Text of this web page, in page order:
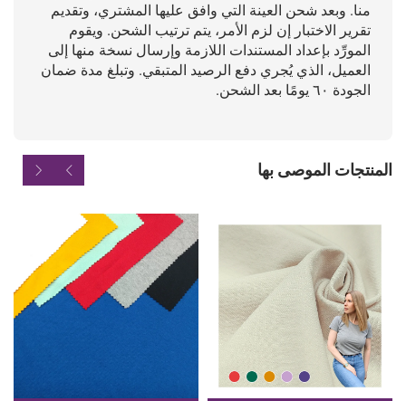
منا. وبعد شحن العينة التي وافق عليها المشتري، وتقديم
تقرير الاختبار إن لزم الأمر، يتم ترتيب الشحن. ويقوم
المورِّد بإعداد المستندات اللازمة وإرسال نسخة منها إلى
العميل، الذي يُجري دفع الرصيد المتبقي. وتبلغ مدة ضمان
الجودة ٦٠ يومًا بعد الشحن.
المنتجات الموصى بها